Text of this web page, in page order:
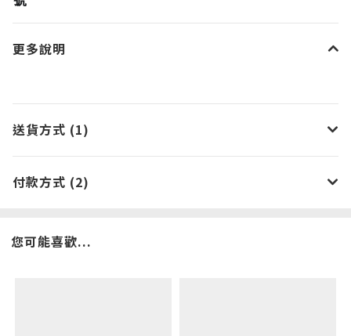
更多說明
送貨方式 (1)
付款方式 (2)
您可能喜歡...